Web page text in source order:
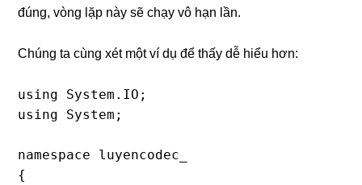
đúng, vòng lặp này sẽ chạy vô hạn lần.
Chúng ta cùng xét một ví dụ để thấy dễ hiểu hơn:
using System.IO;
using System;
namespace luyencodec_
{